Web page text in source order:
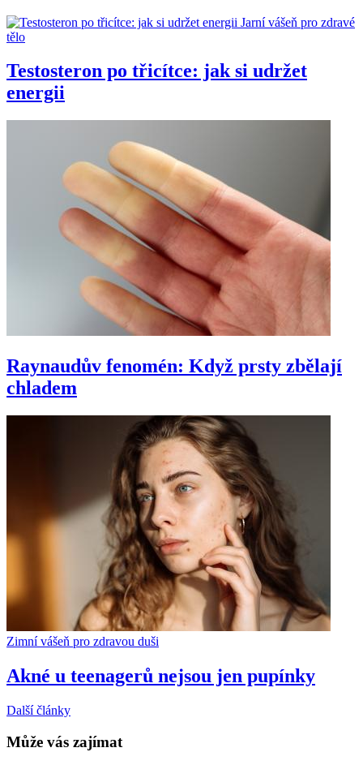
Jarní vášeň pro zdravé
tělo
Testosteron po třicítce: jak si udržet
energii
Raynaudův fenomén: Když prsty zbělají
chladem
Zimní vášeň pro zdravou duši
Akné u teenagerů nejsou jen pupínky
Další články
Může vás zajímat